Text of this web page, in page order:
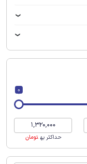
0
حداکثر به تومان